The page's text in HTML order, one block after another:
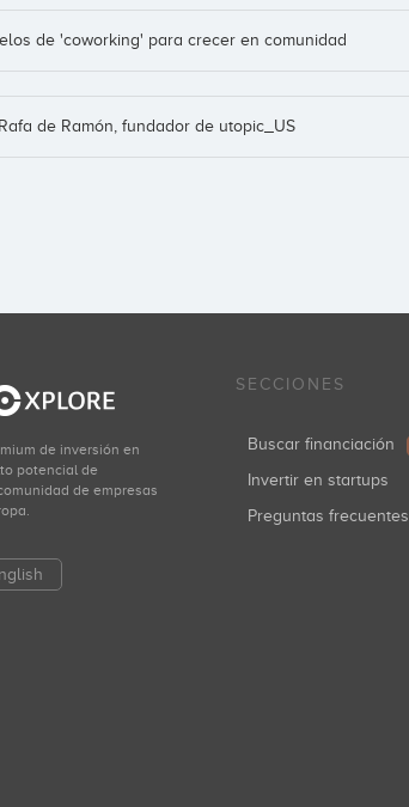
de 'coworking' para crecer en comunidad
de Ramón, fundador de utopic_US
de inversión en
potencial de
de empresas
SECCIONES
Buscar financiación
Invertir en startups
Preguntas frecuentes